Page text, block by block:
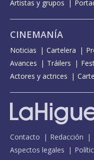
Artistas y grupos
CINEMANÍA
Noticias Cartelera
Avances
Tráilers
Actores y actrices
Contacto Redacción
Aspectos legales